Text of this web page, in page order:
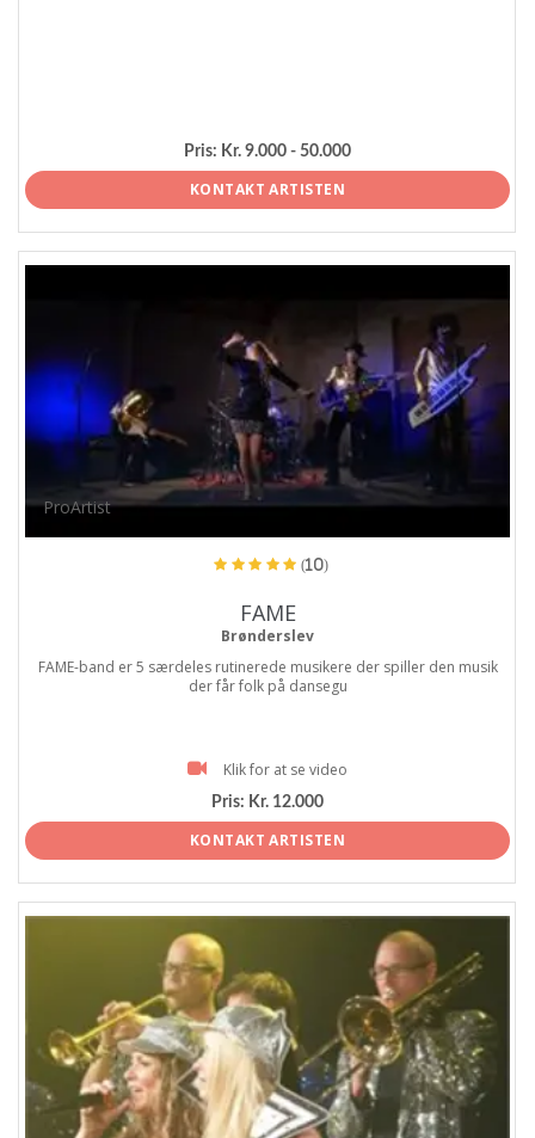
Pris: Kr. 9.000 - 50.000
KONTAKT ARTISTEN
ProArtist
(10)
FAME
Brønderslev
FAME-band er 5 særdeles rutinerede musikere der spiller den musik
der får folk på dansegu
Klik for at se video
Pris: Kr. 12.000
KONTAKT ARTISTEN